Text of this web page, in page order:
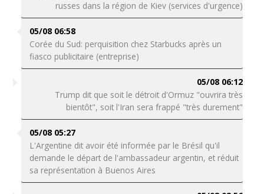
russes dans la région de Kiev (services d'urgence)
05/08 06:58
Corée du Sud: perquisition chez Starbucks après un
fiasco publicitaire (entreprise)
05/08 06:12
Trump dit que soit le détroit d'Ormuz "ouvrira très
bientôt", soit l'Iran sera frappé "très durement"
05/08 05:27
L'Argentine dit avoir été informée par le Brésil qu'il
demande le départ de l'ambassadeur argentin, et réduit
sa représentation à Buenos Aires